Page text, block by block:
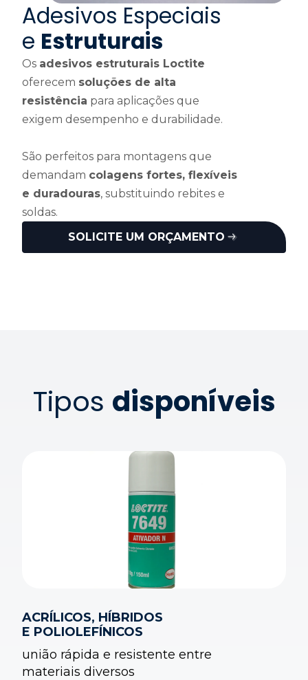
Adesivos Especiais
e Estruturais
Os adesivos estruturais Loctite
oferecem soluções de alta
resistência para aplicações que
exigem desempenho e durabilidade.
São perfeitos para montagens que
demandam colagens fortes, flexíveis
e duradouras, substituindo rebites e
soldas.
SOLICITE UM ORÇAMENTO
Tipos disponíveis
ACRÍLICOS, HÍBRIDOS
E POLIOLEFÍNICOS
união rápida e resistente entre
materiais diversos